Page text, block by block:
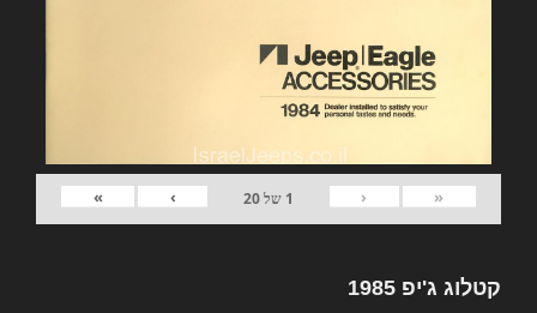
«
‹
1 של20
›
»
קטלוג ג'יפ 1985